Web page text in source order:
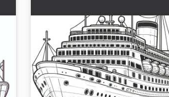
Elegante nave da crociera
sull'oceano: Sfida per colorare
complessa (Gratis)
Viaggia mentalmente attraverso gli oceani
il nostro disegno da colorare della nave da
crociera. Basta scaricare gratuitamente e